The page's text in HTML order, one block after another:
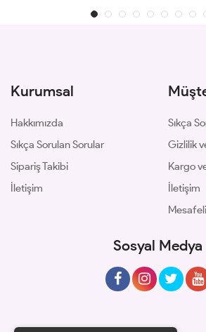
Kurumsal
Hakkımızda
Sıkça Sorulan Sorular
Sipariş Takibi
İletişim
Sıkça
Gizlilik
Kargo
İletişim
Sosyal Medya